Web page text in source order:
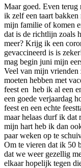
Maar goed. Even terug
ik zelf een taart bakken
mijn familie of komen
dat is de richtlijn zoals
meer? Krijg ik een
gevaccineerd is is
mag begin juni mijn
Veel van mijn vrienden
moeten hebben met
feest en heb ik al een
een goede verjaardag
feest en een echte
maar helaas durf ik dat
mijn hart heb ik dan
paar weken op te
Om te vieren dat ik 50
dat we weer gezellig
elkaar hopelijk tegen